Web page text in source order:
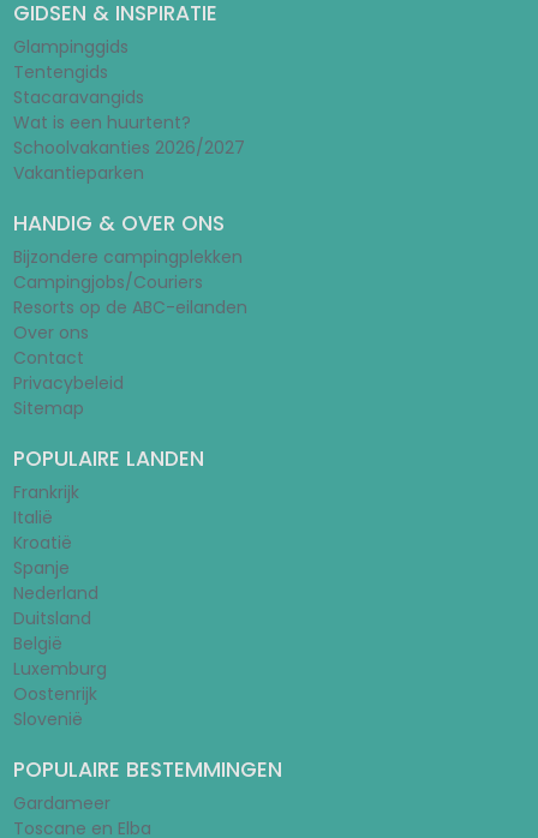
GIDSEN & INSPIRATIE
Glampinggids
Tentengids
Stacaravangids
Wat is een huurtent?
Schoolvakanties 2026/2027
Vakantieparken
HANDIG & OVER ONS
Bijzondere campingplekken
Campingjobs/Couriers
Resorts op de ABC-eilanden
Over ons
Contact
Privacybeleid
Sitemap
POPULAIRE LANDEN
Frankrijk
Italië
Kroatië
Spanje
Nederland
Duitsland
België
Luxemburg
Oostenrijk
Slovenië
POPULAIRE BESTEMMINGEN
Gardameer
Toscane en Elba